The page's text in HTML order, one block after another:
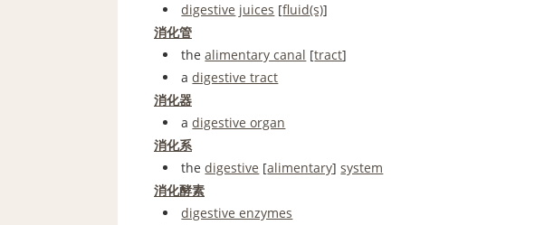
digestive juices [fluid(s)]
消化管
thealimentary canal [tract]
adigestive tract
消化器
adigestive organ
消化系
thedigestive [alimentary]system
消化酵素
digestive enzymes